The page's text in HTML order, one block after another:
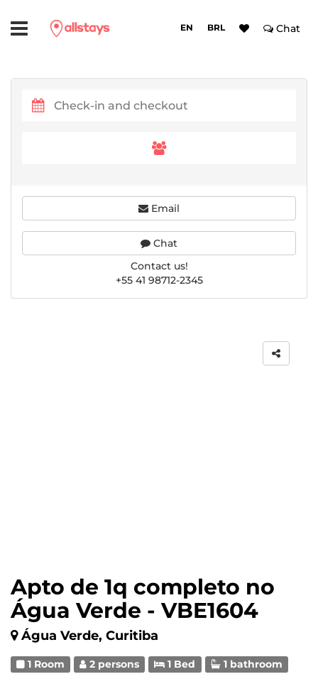
EN BRL Chat
Apto de 1q completo no
Água Verde - VBE1604
Água Verde, Curitiba
1 Room 2 persons 1 Bed 1 bathroom
Email
Chat
Contact us!
+55 41 98712-2345